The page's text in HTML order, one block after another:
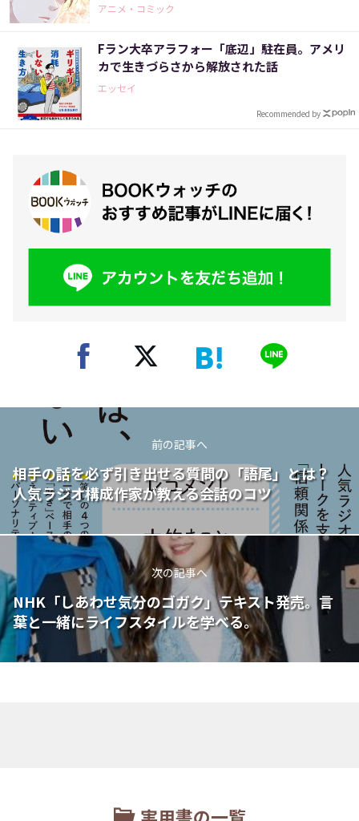
アニメ・コミック
Fラン大卒アラフォー「底辺」駐在員。アメリ
カで生きづらさから解放された話
エッセイ
Recommended by
前の記事へ
相手の話を必ず引き出せる質問の「語尾」とは？
人気ラジオ構成作家が教える会話のコツ
次の記事へ
NHK「しあわせ気分のゴガク」テキスト発売。言
葉と一緒にライフスタイルを学べる。